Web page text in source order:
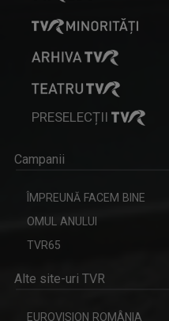
PRESELECȚII
Campanii
ÎMPREUNĂ FACEM BINE
OMUL ANULUI
TVR65
Alte site-uri TVR
EUROVISION ROMÂNIA